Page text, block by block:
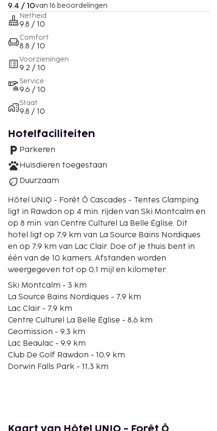
9.4 / 10van 16 beoordelingen
Netheid
9.8 / 10
Comfort
8.8 / 10
Voorzieningen
9.2 / 10
Service
9.6 / 10
Staat
9.8 / 10
Hotelfaciliteiten
Parkeren
Huisdieren toegestaan
Duurzaam
Hôtel UNIQ - Forêt Ô Cascades - Tentes Glamping
ligt in Rawdon op 4 min. rijden van Ski Montcalm en
op 8 min. van Centre Culturel La Belle Église. Dit
hotel ligt op 7,9 km van La Source Bains Nordiques
en op 7,9 km van Lac Clair. Doe of je thuis bent in
één van de 10 kamers. Afstanden worden
weergegeven tot op 0,1 mijl en kilometer.
Ski Montcalm - 3 km
La Source Bains Nordiques - 7,9 km
Lac Clair - 7,9 km
Centre Culturel La Belle Église - 8,6 km
Geomission - 9,3 km
Lac Beaulac - 9,9 km
Club De Golf Rawdon - 10,9 km
Dorwin Falls Park - 11,3 km
Lac-des-Iles - 23,2 km
Kaart van Hôtel UNIQ - Forêt Ô